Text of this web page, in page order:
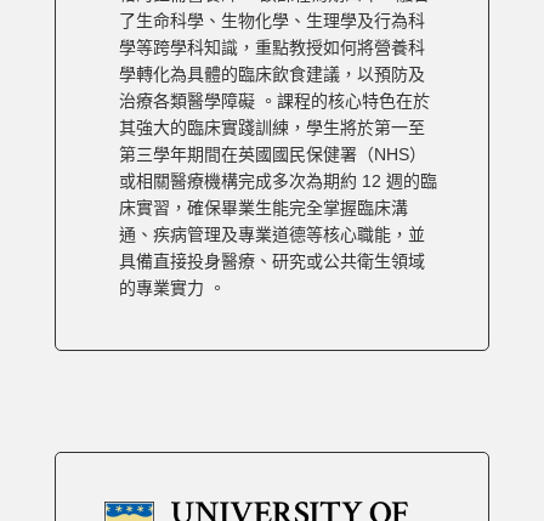
了生命科學、生物化學、生理學及行為科
學等跨學科知識，重點教授如何將營養科
學轉化為具體的臨床飲食建議，以預防及
治療各類醫學障礙 。課程的核心特色在於
其強大的臨床實踐訓練，學生將於第一至
第三學年期間在英國國民保健署（NHS）
或相關醫療機構完成多次為期約 12 週的臨
床實習，確保畢業生能完全掌握臨床溝
通、疾病管理及專業道德等核心職能，並
具備直接投身醫療、研究或公共衛生領域
的專業實力 。